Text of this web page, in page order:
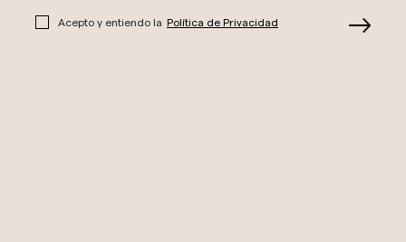
Acepto y entiendo la Política de Privacidad